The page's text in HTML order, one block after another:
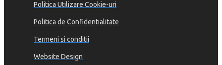
Politica Utilizare Cookie-uri
Politica de Confidentialitate
Termeni si conditii
Website Design